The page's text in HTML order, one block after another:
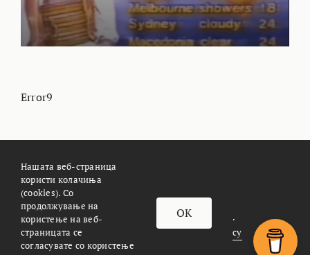
Error9
© METEOALARM. All Rights Reserved.
Made with
Æther Marketing Agency
За Meteoalarm.mk Импресум
Нашата веб-страница
користи колачиња
(cookies). Со
продолжување на
користење на веб-
страницата се
согласувате со користење
OK